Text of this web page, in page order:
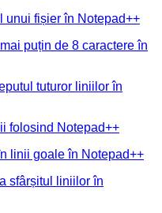
unui fișier în Notepad++
puțin de 8 caractere în
tuturor liniilor în
folosind Notepad++
linii goale în Notepad++
sfârșitul liniilor în